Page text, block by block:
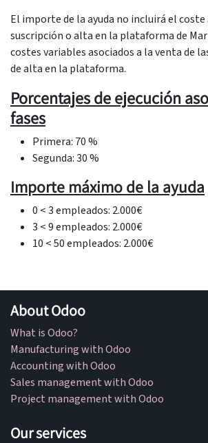
El importe de la ayuda no incluirá el coste
suscripción o alta en la plataforma de
costes variables asociados a la venta de
de alta en la plataforma.
Porcentajes de ejecución
fases
Primera: 70 %
Segunda: 30 %
Importe máximo de la ayuda
0 < 3 empleados: 2.000€
3 < 9 empleados: 2.000€
10 < 50 empleados: 2.000€
About Odoo
What is Odoo?
Manufacturing with Odoo
Accounting with Odoo
Sales management with Odoo
Project management with Odoo
Our services